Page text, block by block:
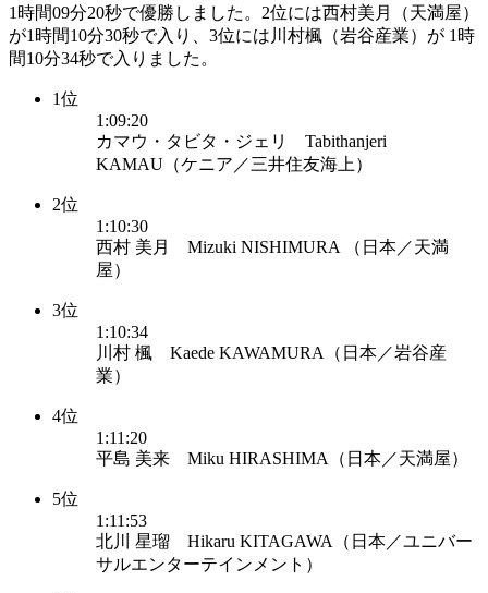
1時間09分20秒で優勝しました。2位には西村美月（天満屋）
が1時間10分30秒で入り、3位には川村楓（岩谷産業）が 1時
間10分34秒で入りました。
1位
1:09:20
カマウ・タビタ・ジェリ Tabithanjeri
KAMAU（ケニア／三井住友海上）
2位
1:10:30
西村 美月 Mizuki NISHIMURA （日本／天満
屋）
3位
1:10:34
川村 楓 Kaede KAWAMURA（日本／岩谷産
業）
4位
1:11:20
平島 美来 Miku HIRASHIMA（日本／天満屋）
5位
1:11:53
北川 星瑠 Hikaru KITAGAWA（日本／ユニバー
サルエンターテインメント）